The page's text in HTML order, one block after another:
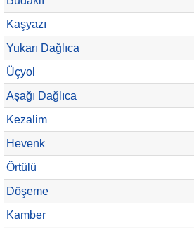
Kaşyazı
Yukarı Dağlıca
Üçyol
Aşağı Dağlıca
Kezalim
Hevenk
Örtülü
Döşeme
Kamber